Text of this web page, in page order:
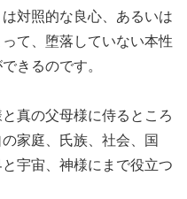
対照的な良心、あるいは
て、堕落していない本性
きるのです。
真の父母様に侍るところ
家庭、氏族、社会、国
宇宙、神様にまで役立つ